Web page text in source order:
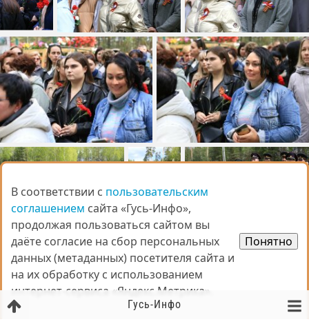
Гусь-Инфо
В соответствии с пользовательским
соглашением сайта «Гусь-Инфо»,
продолжая пользоваться сайтом вы
даёте согласие на сбор персональных
данных (метаданных) посетителя сайта и
на их обработку с использованием
интернет-сервиса «Яндекс.Метрика».
Понятно
В соответствии с пользовательским
соглашением сайта «Гусь-Инфо»,
продолжая пользоваться сайтом вы
даёте согласие на сбор персональных
данных (метаданных) посетителя сайта и
на их обработку с использованием
интернет-сервиса «Яндекс.Метрика».
Понятно